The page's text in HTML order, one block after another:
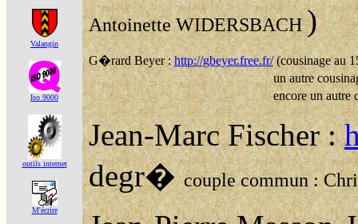
Valangin
Iso 9000
outils internet
M'écrire